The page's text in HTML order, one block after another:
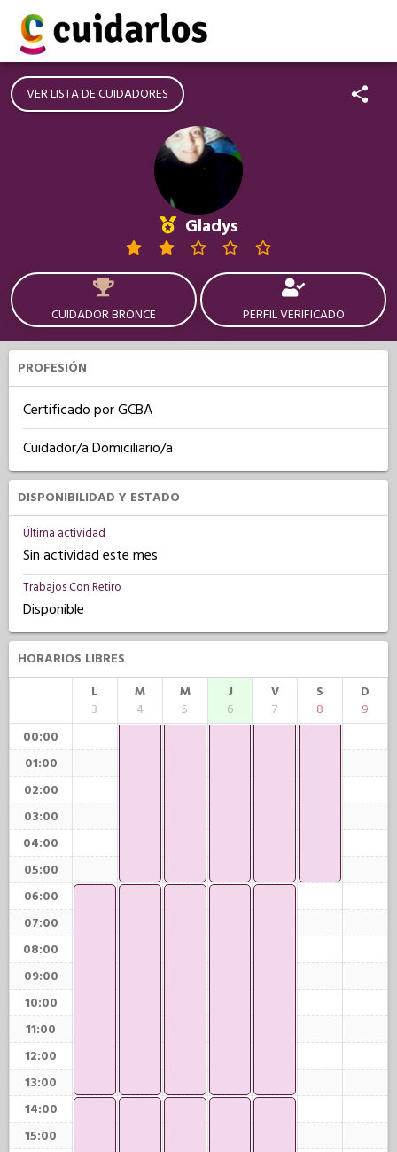
VER LISTA DE CUIDADORES
Gladys
CUIDADOR BRONCE PERFIL VERIFICADO
PROFESIÓN
Certificado por GCBA
Cuidador/a Domiciliario/a
DISPONIBILIDAD Y ESTADO
Última actividad
Sin actividad este mes
Trabajos Con Retiro
Disponible
HORARIOS LIBRES
L
3
M
4
M
5
J
6
V
7
S
8
D
9
00:00
01:00
02:00
03:00
04:00
05:00
06:00
07:00
08:00
09:00
10:00
11:00
12:00
13:00
14:00
15:00